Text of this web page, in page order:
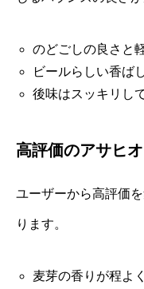
のどごしの良さと
ビールらしい香ば
後味はスッキリし
高評価のアサヒ
ユーザーから高評価
ります。
麦芽の香りが程よ